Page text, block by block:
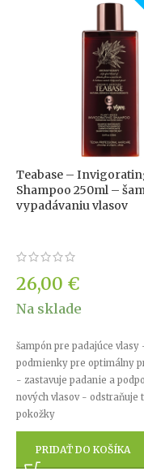
Teabase –
Shampoo 250ml –
vypadávaniu vlasov
26,00 €
Na sklade
šampón pre padajúce vlasy
podmienky pre optimálny
- zastavuje padanie a
nových vlasov - odstraňuje
pokožky
PRIDAŤ DO KOŠÍKA